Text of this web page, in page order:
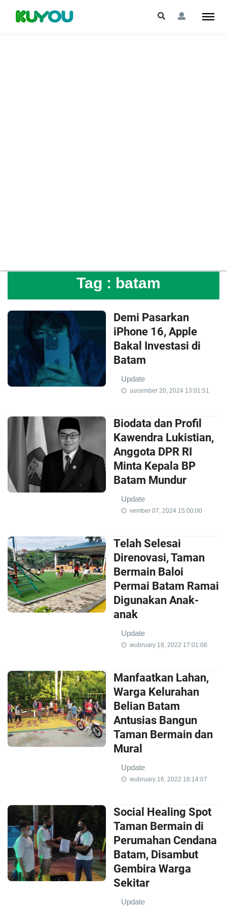
Tag : batam
Demi Pasarkan
iPhone 16, Apple
Bakal Investasi di
Batam
Update
uucember 20, 2024 13:01:51
Biodata dan Profil
Kawendra Lukistian,
Anggota DPR RI
Minta Kepala BP
Batam Mundur
Update
vember 07, 2024 15:00:00
Telah Selesai
Direnovasi, Taman
Bermain Baloi
Permai Batam Ramai
Digunakan Anak-
anak
Update
wubruary 18, 2022 17:01:08
Manfaatkan Lahan,
Warga Kelurahan
Belian Batam
Antusias Bangun
Taman Bermain dan
Mural
Update
wubruary 16, 2022 18:14:07
Social Healing Spot
Taman Bermain di
Perumahan Cendana
Batam, Disambut
Gembira Warga
Sekitar
Update